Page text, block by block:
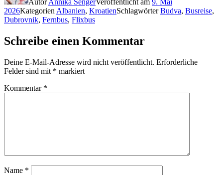
AutorAnnika SengerVeröffentlicht am 9. Mai
2026Kategorien Albanien, KroatienSchlagwörterBudva, Busreise,
Dubrovnik, Fernbus, Flixbus
Schreibe einen Kommentar
Deine E-Mail-Adresse wird nicht veröffentlicht. Erforderliche
Felder sind mit * markiert
Kommentar *
Name *